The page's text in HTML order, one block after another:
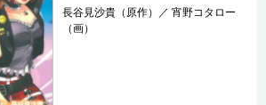
長谷見沙貴（原作） ／宵野コタロー
（画）